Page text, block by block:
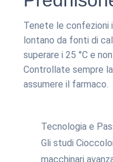
Tenete le confezioni
lontano da fonti di
superare i 25 °C e
Controllate sempre
assumere il farmaco.
Tecnologia e
Gli studi
macchinari